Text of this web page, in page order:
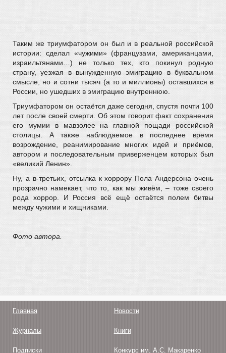
Таким же триумфатором он был и в реальной российской
истории: сделал «чужими» (французами, американцами,
израильтянами…) не только тех, кто покинул родную
страну, уезжая в вынужденную эмиграцию в буквальном
смысле, но и сотни тысяч (а то и миллионы) оставшихся в
России, но ушедших в эмиграцию внутреннюю.
Триумфатором он остаётся даже сегодня, спустя почти 100
лет после своей смерти. Об этом говорит факт сохранения
его мумии в мавзолее на главной пощади российской
столицы. А также наблюдаемое в последнее время
возрождение, реанимирование многих идей и приёмов,
автором и последовательным приверженцем которых был
«великий Ленин».
Ну, а в-третьих, отсылка к хоррору Пола Андерсона очень
прозрачно намекает, что то, как мы живём, – тоже своего
рода хоррор. И Россия всё ещё остаётся полем битвы
между чужими и хищниками.
Фото автора.
Главная Новости
Журналы Книги
Подписки Конкурс им. А.С. Макаренко